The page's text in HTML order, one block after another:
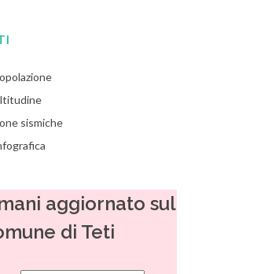
sismiche
aggiornato sul
di Teti